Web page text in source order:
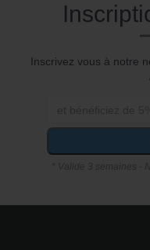
Inscrivez vous à notre